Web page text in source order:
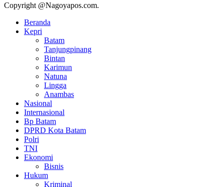
Copyright @Nagoyapos.com.
Beranda
Kepri
Batam
Tanjungpinang
Bintan
Karimun
Natuna
Lingga
Anambas
Nasional
Internasional
Bp Batam
DPRD Kota Batam
Polri
TNI
Ekonomi
Bisnis
Hukum
Kriminal